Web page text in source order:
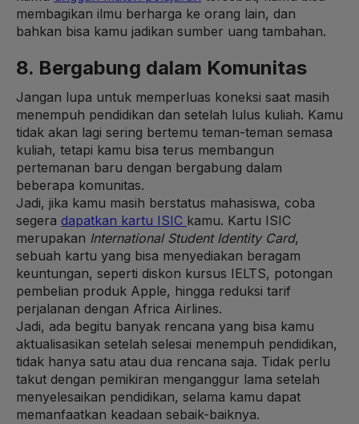
membagikan ilmu berharga ke orang lain, dan
bahkan bisa kamu jadikan sumber uang tambahan.
8. Bergabung dalam Komunitas
Jangan lupa untuk memperluas koneksi saat masih
menempuh pendidikan dan setelah lulus kuliah. Kamu
tidak akan lagi sering bertemu teman-teman semasa
kuliah, tetapi kamu bisa terus membangun
pertemanan baru dengan bergabung dalam
beberapa komunitas.
Jadi, jika kamu masih berstatus mahasiswa, coba
segera dapatkan kartu ISIC kamu. Kartu ISIC
merupakan International Student Identity Card,
sebuah kartu yang bisa menyediakan beragam
keuntungan, seperti diskon kursus IELTS, potongan
pembelian produk Apple, hingga reduksi tarif
perjalanan dengan Africa Airlines.
Jadi, ada begitu banyak rencana yang bisa kamu
aktualisasikan setelah selesai menempuh pendidikan,
tidak hanya satu atau dua rencana saja. Tidak perlu
takut dengan pemikiran menganggur lama setelah
menyelesaikan pendidikan, selama kamu dapat
memanfaatkan keadaan sebaik-baiknya.